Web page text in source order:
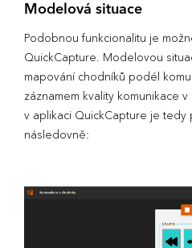
Modelová situace
Podobnou funkcionalitu je
QuickCapture. Modelovou
mapování chodníků podél
záznamem kvality komunikace
v aplikaci QuickCapture je tedy
následovně: